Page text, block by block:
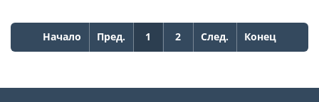
Начало Пред. 1 2 След. Конец